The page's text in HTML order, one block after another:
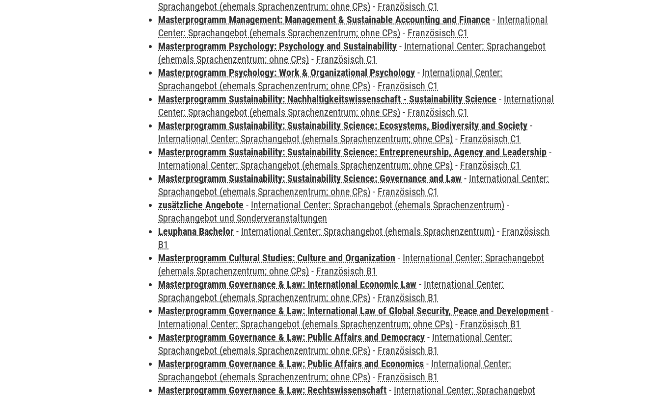
Sprachangebot (ehemals Sprachenzentrum; ohne CPs) - Französisch C1
Masterprogramm Management: Management & Sustainable Accounting and Finance - International
Center: Sprachangebot (ehemals Sprachenzentrum; ohne CPs) - Französisch C1
Masterprogramm Psychology: Psychology and Sustainability - International Center: Sprachangebot
(ehemals Sprachenzentrum; ohne CPs) - Französisch C1
Masterprogramm Psychology: Work & Organizational Psychology - International Center:
Sprachangebot (ehemals Sprachenzentrum; ohne CPs) - Französisch C1
Masterprogramm Sustainability: Nachhaltigkeitswissenschaft - Sustainability Science - International
Center: Sprachangebot (ehemals Sprachenzentrum; ohne CPs) - Französisch C1
Masterprogramm Sustainability: Sustainability Science: Ecosystems, Biodiversity and Society -
International Center: Sprachangebot (ehemals Sprachenzentrum; ohne CPs) - Französisch C1
Masterprogramm Sustainability: Sustainability Science: Entrepreneurship, Agency and Leadership -
International Center: Sprachangebot (ehemals Sprachenzentrum; ohne CPs) - Französisch C1
Masterprogramm Sustainability: Sustainability Science: Governance and Law - International Center:
Sprachangebot (ehemals Sprachenzentrum; ohne CPs) - Französisch C1
zusätzliche Angebote - International Center: Sprachangebot (ehemals Sprachenzentrum) -
Sprachangebot und Sonderveranstaltungen
Leuphana Bachelor - International Center: Sprachangebot (ehemals Sprachenzentrum) - Französisch
B1
Masterprogramm Cultural Studies: Culture and Organization - International Center: Sprachangebot
(ehemals Sprachenzentrum; ohne CPs) - Französisch B1
Masterprogramm Governance & Law: International Economic Law - International Center:
Sprachangebot (ehemals Sprachenzentrum; ohne CPs) - Französisch B1
Masterprogramm Governance & Law: International Law of Global Security, Peace and Development -
International Center: Sprachangebot (ehemals Sprachenzentrum; ohne CPs) - Französisch B1
Masterprogramm Governance & Law: Public Affairs and Democracy - International Center:
Sprachangebot (ehemals Sprachenzentrum; ohne CPs) - Französisch B1
Masterprogramm Governance & Law: Public Affairs and Economics - International Center:
Sprachangebot (ehemals Sprachenzentrum; ohne CPs) - Französisch B1
Masterprogramm Governance & Law: Rechtswissenschaft - International Center: Sprachangebot